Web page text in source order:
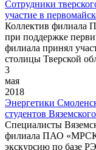
Сотрудники
участие в
Коллектив филиала
при поддержке
филиала принял
столицы Тверской
3
мая
2018
Энергетики
студентов
Специалисты
филиала ПАО «МРСК
экскурсию по базе